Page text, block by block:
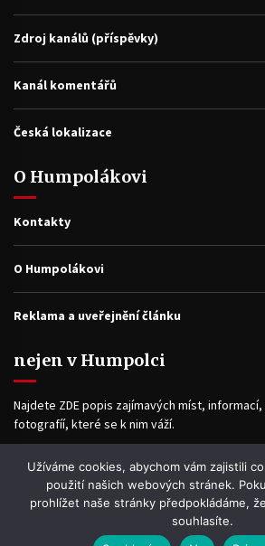
Zdroj kanálů (příspěvky)
Kanál komentářů
Česká lokalizace
O Humpolákovi
Kontakty
O Humpolákovi
Reklama a uveřejnění článku
nejen v Humpolci
Najdete ZDE popis zajímavých míst,
fotografíí, které se k nim váží.
Facebook
Užíváme cookies, abychom vám zajistili
použití našich webových stránek.
prohlížet naše stránky předpokládáme,
souhlasíte.